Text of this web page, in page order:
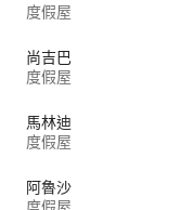
度假屋
尚吉巴
度假屋
馬林迪
度假屋
阿魯沙